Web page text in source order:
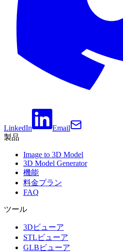
LinkedIn
Email
製品
Image to 3D Model
3D Model Generator
機能
料金プラン
FAQ
ツール
3Dビューア
STLビューア
GLBビューア